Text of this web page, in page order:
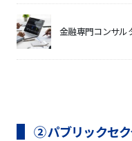
金融専門コンサル
② パブリックセ